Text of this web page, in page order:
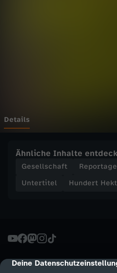
cmp-dialog-description
Deine
r
H
e
a
t
Details
Ähnliche Inhalte
Gesellschaft Reportage
Untertitel
Hundert